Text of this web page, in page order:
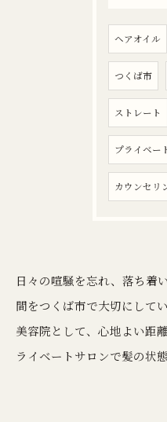
ヘアオイル
つくば市
ストレート
プライベー
カウンセリ
日々の喧騒を忘れ、落ち着
間をつくば市で大切にして
美容院として、心地よい距
ライベートサロンで髪の状